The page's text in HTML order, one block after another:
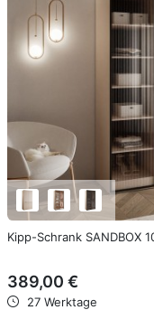
Kipp-Schrank SANDBOX
389,00 €
27 Werktage